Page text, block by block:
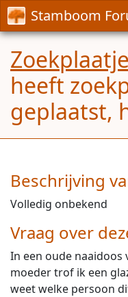
Stamboom
heeft
geplaatst,
Beschrijving
Volledig onbekend
Vraag over
In een oude naaidoos
moeder trof ik een
weet welke persoon